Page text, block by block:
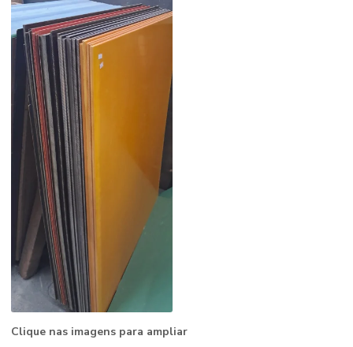
Clique nas imagens para ampliar